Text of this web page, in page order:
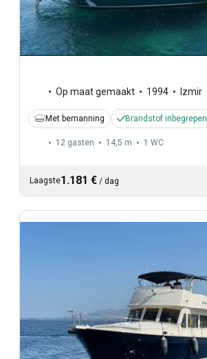
Op maat gemaakt 1994 Izmir
Met bemanning Brandstof inbegrepen
12 gasten 14,5 m 1 WC
Laagste1.181 € / dag